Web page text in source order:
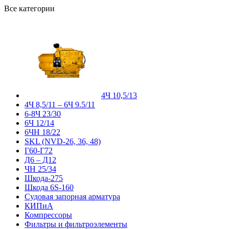
Все категории
4Ч 10,5/13
4Ч 8,5/11 – 6Ч 9.5/11
6-8Ч 23/30
6Ч 12/14
6ЧН 18/22
SKL (NVD-26, 36, 48)
Г60-Г72
Д6 – Д12
ЧН 25/34
Шкода-275
Шкода 6S-160
Судовая запорная арматура
КИПиА
Компрессоры
Фильтры и фильтроэлементы